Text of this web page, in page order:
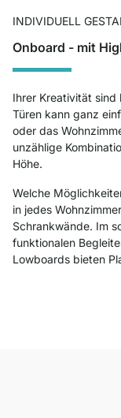
INDIVIDUELL
Onboard - mit
Ihrer Kreativität sind
Türen kann ganz
oder das
unzählige
Höhe.
Welche
in jedes
Schrankwände. Im
funktionalen
Lowboards bieten